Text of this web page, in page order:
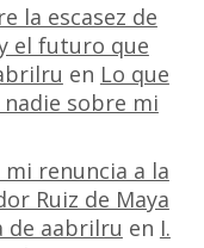
la escasez de
el futuro que
en Lo que
sobre mi
renuncia a la
Ruiz de Maya
de aabrilru en I.